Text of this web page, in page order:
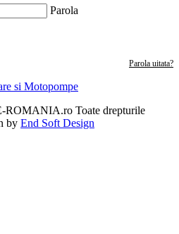
Parola
Parola uitata?
Toate drepturile
by End Soft Design